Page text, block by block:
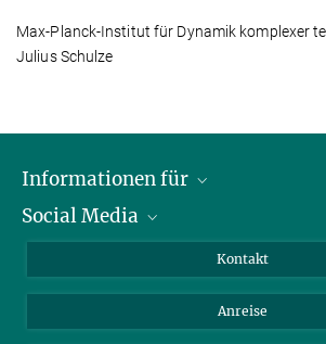
Max-Planck-Institut für Dynamik komplexer
Julius Schulze
Informationen für
Wissenschaftlerinnen und
Bewerberinnen und Bewerber
Medienvertreter
Social Media
YouTube
Mastodon
Kontakt
Anreise